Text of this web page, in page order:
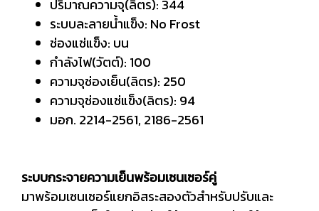
ปริมาณความจุ(ลิตร): 344
ระบบละลายน้ำแข็ง: No Frost
ช่องแช่แข็ง: บน
กำลังไฟ(วัตต์): 100
ความจุช่องเย็น(ลิตร): 250
ความจุช่องแช่แข็ง(ลิตร): 94
มอก. 2214-2561, 2186-2561
ระบบกระจายความเย็นพร้อมเซนเซอร์คู่
มาพร้อมเซนเซอร์แยกอิสระสองตัวสำหรับปรับและ